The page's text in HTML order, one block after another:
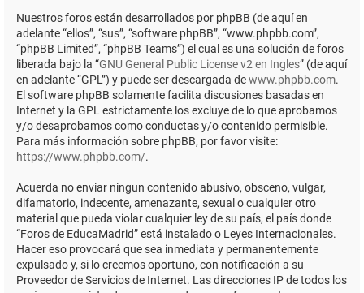
Nuestros foros están desarrollados por phpBB (de aquí en
adelante “ellos”, “sus”, “software phpBB”, “www.phpbb.com”,
“phpBB Limited”, “phpBB Teams”) el cual es una solución de foros
liberada bajo la “GNU General Public License v2 en Ingles” (de aquí
en adelante “GPL”) y puede ser descargada dewww.phpbb.com.
El software phpBB solamente facilita discusiones basadas en
Internet y la GPL estrictamente los excluye de lo que aprobamos
y/o desaprobamos como conductas y/o contenido permisible.
Para más información sobre phpBB, por favor visite:
https://www.phpbb.com/.
Acuerda no enviar ningun contenido abusivo, obsceno, vulgar,
difamatorio, indecente, amenazante, sexual o cualquier otro
material que pueda violar cualquier ley de su país, el país donde
“Foros de EducaMadrid” está instalado o Leyes Internacionales.
Hacer eso provocará que sea inmediata y permanentemente
expulsado y, si lo creemos oportuno, con notificación a su
Proveedor de Servicios de Internet. Las direcciones IP de todos los